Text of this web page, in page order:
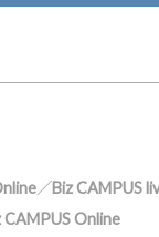
／Biz CAMPUS
CAMPUS Online